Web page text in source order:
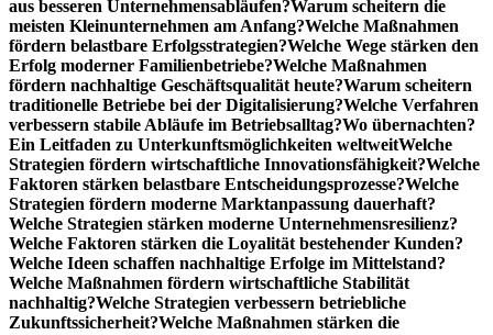
aus besseren Unternehmensabläufen?Warum scheitern die
meisten Kleinunternehmen am Anfang?Welche Maßnahmen
fördern belastbare Erfolgsstrategien?Welche Wege stärken den
Erfolg moderner Familienbetriebe?Welche Maßnahmen
fördern nachhaltige Geschäftsqualität heute?Warum scheitern
traditionelle Betriebe bei der Digitalisierung?Welche Verfahren
verbessern stabile Abläufe im Betriebsalltag?Wo übernachten?
Ein Leitfaden zu Unterkunftsmöglichkeiten weltweitWelche
Strategien fördern wirtschaftliche Innovationsfähigkeit?Welche
Faktoren stärken belastbare Entscheidungsprozesse?Welche
Strategien fördern moderne Marktanpassung dauerhaft?
Welche Strategien stärken moderne Unternehmensresilienz?
Welche Faktoren stärken die Loyalität bestehender Kunden?
Welche Ideen schaffen nachhaltige Erfolge im Mittelstand?
Welche Maßnahmen fördern wirtschaftliche Stabilität
nachhaltig?Welche Strategien verbessern betriebliche
Zukunftssicherheit?Welche Maßnahmen stärken die